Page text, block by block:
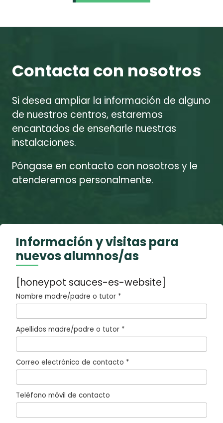
Contacta con nosotros
Si desea ampliar la información de alguno
de nuestros centros, estaremos
encantados de enseñarle nuestras
instalaciones.
Póngase en contacto con nosotros y le
atenderemos personalmente.
Información y visitas para
nuevos alumnos/as
[honeypot sauces-es-website]
Nombre madre/padre o tutor *
Apellidos madre/padre o tutor *
Correo electrónico de contacto *
Teléfono móvil de contacto